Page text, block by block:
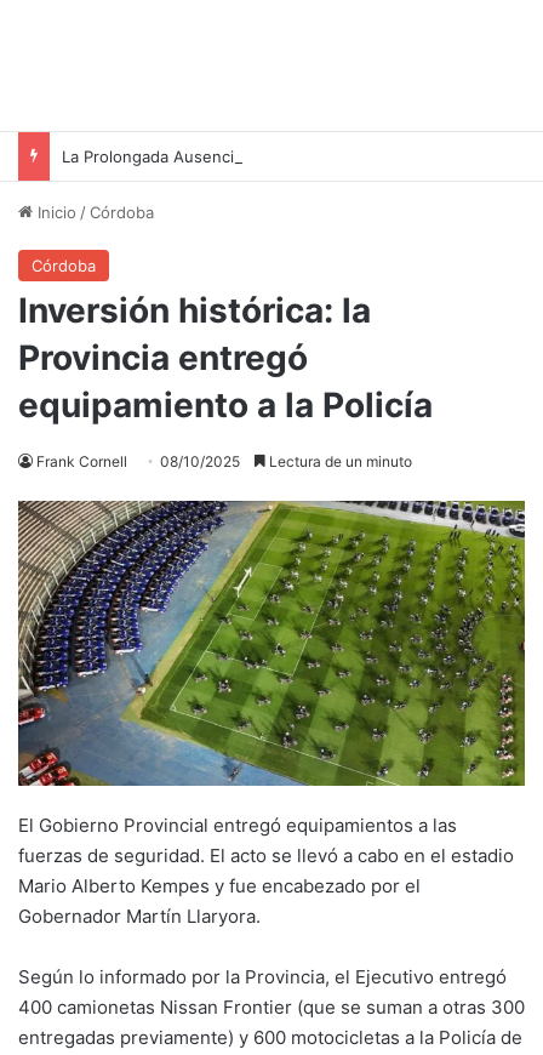
Inicio /Córdoba
Córdoba
Inversión histórica: la
Provincia entregó
equipamiento a la Policía
Frank Cornell 08/10/2025 Lectura de un minuto
El Gobierno Provincial entregó equipamientos a las
fuerzas de seguridad. El acto se llevó a cabo en el estadio
Mario Alberto Kempes y fue encabezado por el
Gobernador Martín Llaryora.
Según lo informado por la Provincia, el Ejecutivo entregó
400 camionetas Nissan Frontier (que se suman a otras 300
entregadas previamente) y 600 motocicletas a la Policía de